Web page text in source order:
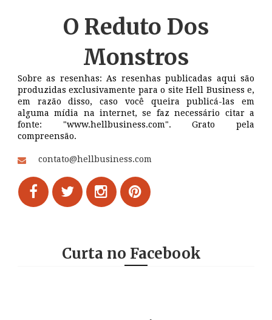
O Reduto Dos
Monstros
Sobre as resenhas: As resenhas publicadas aqui são
produzidas exclusivamente para o site Hell Business e,
em razão disso, caso você queira publicá-las em
alguma mídia na internet, se faz necessário citar a
fonte: "www.hellbusiness.com". Grato pela
compreensão.
contato@hellbusiness.com
Curta no Facebook